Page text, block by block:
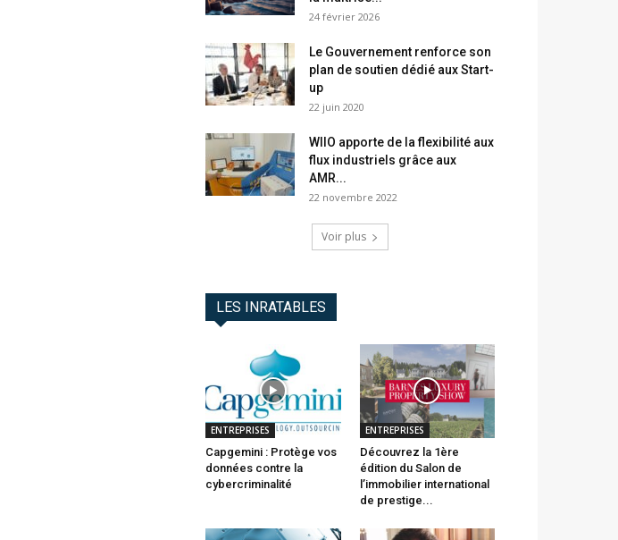
24 février 2026
Le Gouvernement renforce son
plan de soutien dédié aux Start-
up
22 juin 2020
WIIO apporte de la flexibilité aux
flux industriels grâce aux
AMR...
22 novembre 2022
Voir plus
LES INRATABLES
ENTREPRISES
Capgemini : Protège vos
données contre la
cybercriminalité
ENTREPRISES
Découvrez la 1ère
édition du Salon de
l’immobilier international
de prestige...